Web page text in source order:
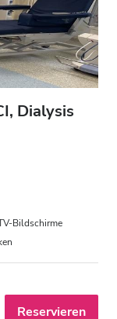
Dialysis
Bildschirme
Reservieren